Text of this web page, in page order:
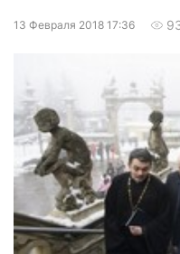
13 Февраля 2018 17:36